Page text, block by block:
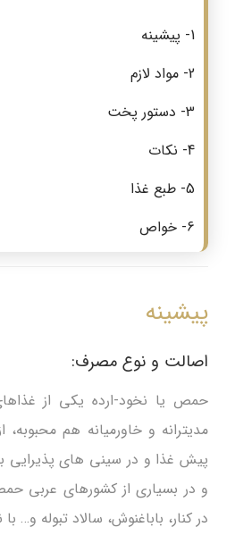
1- پیشینه
2- مواد لازم
3- دستور پخت
4- نکات
5- طبع غذا
6- خواص
پیشینه
اصالت و نوع مصرف:
حمص یا نخود-ارده یکی از
مدیترانه و خاورمیانه هم
پیش غذا و در سینی های پذیرایی
و در بسیاری از کشورهای عربی
در کنار، باباغنوش، سالاد تبوله و…